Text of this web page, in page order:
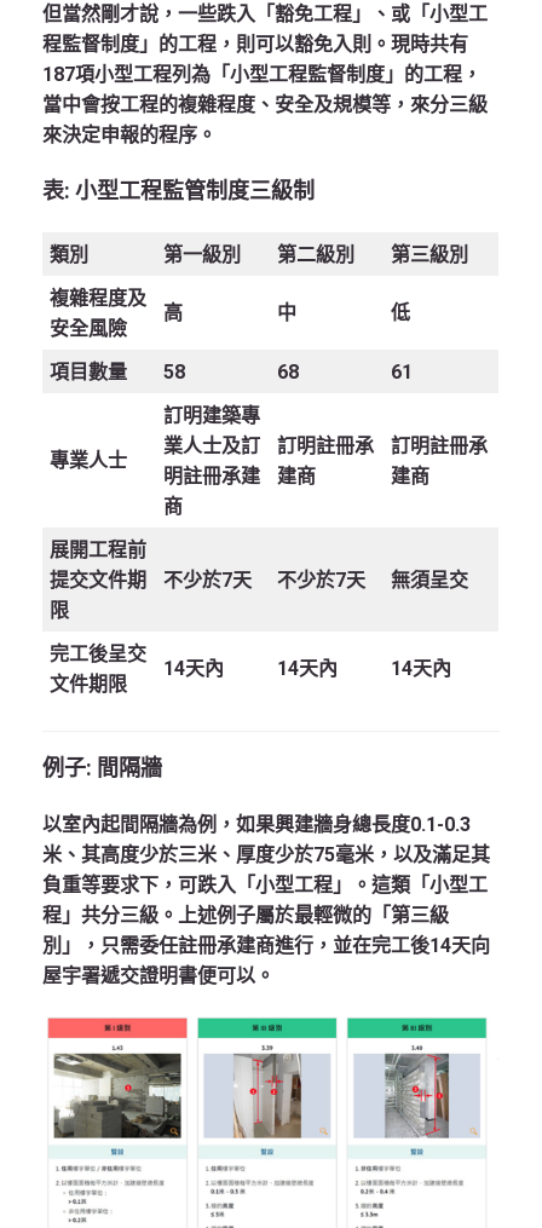
但當然剛才說，一些跌入「豁免工程」、或「小型工
程監督制度」的工程，則可以豁免入則。現時共有
187項小型工程列為「小型工程監督制度」的工程，
當中會按工程的複雜程度、安全及規模等，來分三級
來決定申報的程序。
表: 小型工程監管制度三級制
類別 第一級別 第二級別
第三級別
複雜程度及
安全風險
高 中 低
項目數量 58 68 61
專業人士
訂明建築專
業人士及訂
明註冊承建
商
訂明註冊承
建商
訂明註冊承
建商
展開工程前
提交文件期
限
不少於7天 不少於7天 無須呈交
完工後呈交
文件期限
14天內 14天內 14天內
例子: 間隔牆
以室內起間隔牆為例，如果興建牆身總長度0.1-0.3
米、其高度少於三米、厚度少於75毫米，以及滿足其
負重等要求下，可跌入「小型工程」。這類「小型工
程」共分三級。上述例子屬於最輕微的「第三級
別」，只需委任註冊承建商進行，並在完工後14天向
屋宇署遞交證明書便可以。